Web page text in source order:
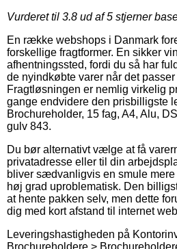
Vurderet til 3.8 ud af 5 stjerner
En række webshops i Danmark
forskellige fragtformer. En sikker
afhentningssted, fordi du så har
de nyindkøbte varer når det
Fragtløsningen er nemlig virkelig
gange endvidere den prisbilligste
Brochureholder, 15 fag, A4, Alu,
gulv 843.
Du bør alternativt vælge at få
privatadresse eller til din
bliver sædvanligvis en smule
høj grad uproblematisk. Den
at hente pakken selv, men dette
dig med kort afstand til internet
Leveringshastigheden på
Brochureholdere >